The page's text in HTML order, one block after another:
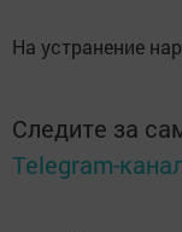
На устранение
Следите за
Telegram-